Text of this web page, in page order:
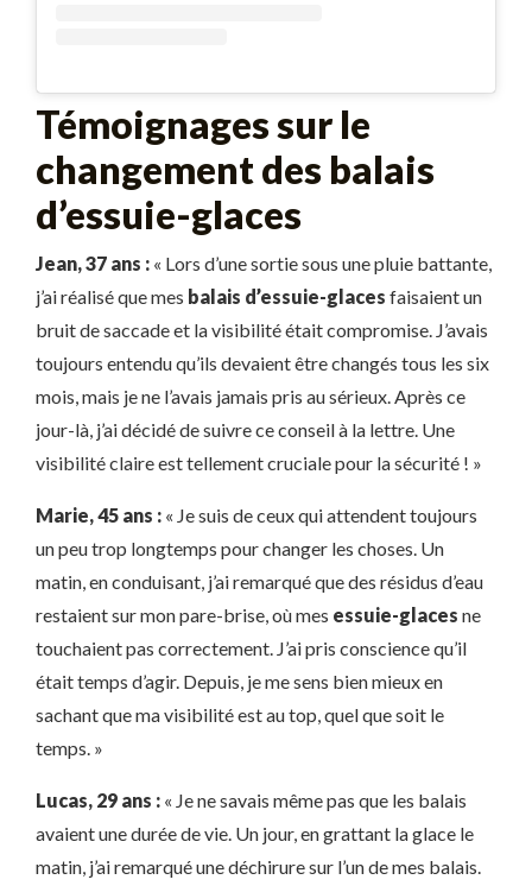
Témoignages sur le
changement des balais
d’essuie-glaces
Jean, 37 ans : « Lors d’une sortie sous une pluie battante,
j’ai réalisé que mes balais d’essuie-glaces faisaient un
bruit de saccade et la visibilité était compromise. J’avais
toujours entendu qu’ils devaient être changés tous les six
mois, mais je ne l’avais jamais pris au sérieux. Après ce
jour-là, j’ai décidé de suivre ce conseil à la lettre. Une
visibilité claire est tellement cruciale pour la sécurité ! »
Marie, 45 ans : « Je suis de ceux qui attendent toujours
un peu trop longtemps pour changer les choses. Un
matin, en conduisant, j’ai remarqué que des résidus d’eau
restaient sur mon pare-brise, où mes essuie-glaces ne
touchaient pas correctement. J’ai pris conscience qu’il
était temps d’agir. Depuis, je me sens bien mieux en
sachant que ma visibilité est au top, quel que soit le
temps. »
Lucas, 29 ans : « Je ne savais même pas que les balais
avaient une durée de vie. Un jour, en grattant la glace le
matin, j’ai remarqué une déchirure sur l’un de mes balais.